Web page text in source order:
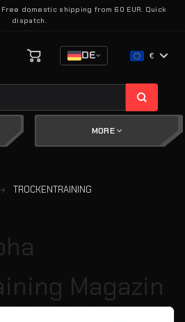
domestic shipping from 60 EUR. Quick
dispatch.
DE €
MORE
TROCKENTRAINING
Magazin